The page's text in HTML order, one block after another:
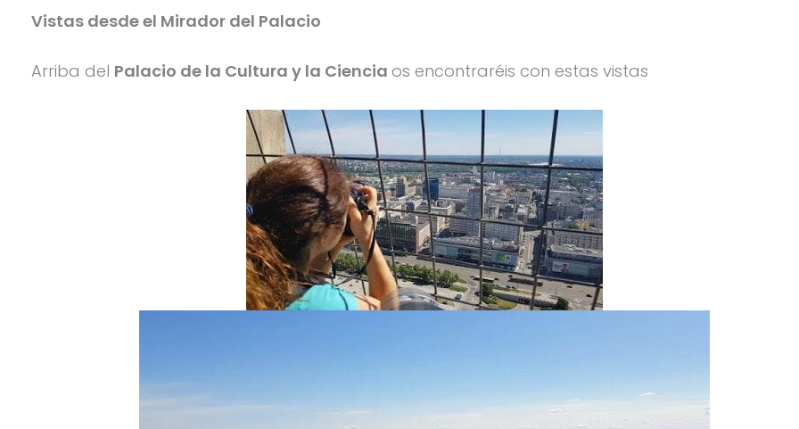
Vistas desde el Mirador del Palacio
Arriba del Palacio de la Cultura y la Ciencia os encontraréis con estas vistas